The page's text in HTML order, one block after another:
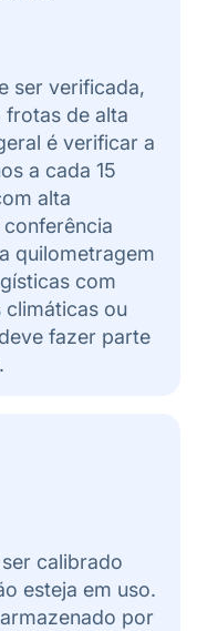
ser verificada,
frotas de alta
é verificar a
a cada 15
alta
quilometragem
com
climáticas ou
fazer parte
calibrado
esteja em uso.
por